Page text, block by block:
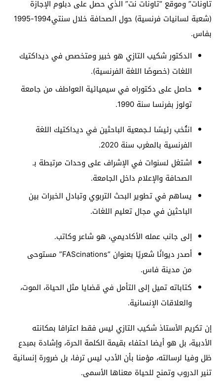
تاونات” وموقع “تاونات نت” الذي حصل على دبلوم الإجازة
(شعبة لسانيات فرنسية) حول الصحافة خلال سنتي1994-1995
بفاس.
الدكتور شكيب التازي هو خبير ومتخصص في ديداكتيك
اللغات (خصوصًا اللغة الفرنسية).
حاصل على دكتوراه في سيميائية العواطف من جامعة
تولوز بفرنسا سنة 1990.
انتُخب رئيسًا لـجمعية الباحثين في ديداكتيك اللغة
الفرنسية بالمغرب سنة 2020.
اشتغل لسنوات في الإشراف على وحدات مرتبطة بـ
الصحافة والإعلام داخل الجامعة.
يساهم في تطوير البحث التربوي وتبادل الخبرات بين
الباحثين في مجال تعليم اللغات.
إلى جانب عمله الأكاديمي، هو شاعر وكاتب.
أصدر ديوانًا شعريًا بعنوان “FAScinations” مستوحى
من مدينة فاس.
كتاباته تميل إلى التأمل في قضايا مثل الحياة، الموت،
والعلاقات الإنسانية.
إن تكريم الأستاذ شكيب التازي ليس فقط اعترافا بمكانته
الأدبية، بل هو أيضا احتفاء بقيمة الكلمة الحرة، وإشادة بمبدع
ظل وفيا لرسالته، مؤمنا بأن الأدب ليس ترفا، بل ضرورة إنسانية
تنير الدروب وتمنح للحياة معناها الأسمى.